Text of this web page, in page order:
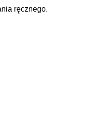
ręcznego.